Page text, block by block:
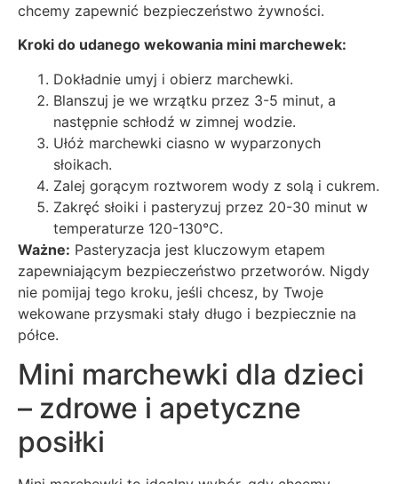
chcemy zapewnić bezpieczeństwo żywności.
Kroki do udanego wekowania mini marchewek:
Dokładnie umyj i obierz marchewki.
Blanszuj je we wrzątku przez 3-5 minut, a
następnie schłodź w zimnej wodzie.
Ułóż marchewki ciasno w wyparzonych
słoikach.
Zalej gorącym roztworem wody z solą i cukrem.
Zakręć słoiki i pasteryzuj przez 20-30 minut w
temperaturze 120-130°C.
Ważne: Pasteryzacja jest kluczowym etapem
zapewniającym bezpieczeństwo przetworów. Nigdy
nie pomijaj tego kroku, jeśli chcesz, by Twoje
wekowane przysmaki stały długo i bezpiecznie na
półce.
Mini marchewki dla dzieci
– zdrowe i apetyczne
posiłki